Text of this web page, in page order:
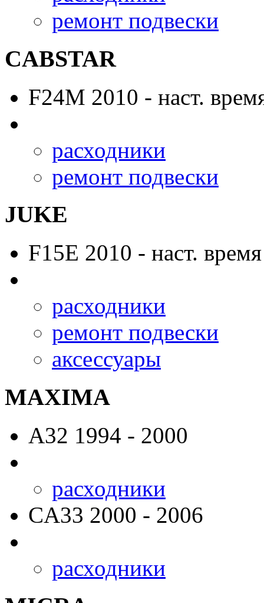
ремонт подвески
CABSTAR
F24M 2010 - наст.
расходники
ремонт подвески
JUKE
F15E 2010 - наст. время
расходники
ремонт подвески
аксессуары
MAXIMA
A32 1994 - 2000
расходники
CA33 2000 - 2006
расходники